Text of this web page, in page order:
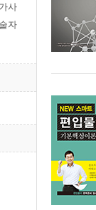
사
자